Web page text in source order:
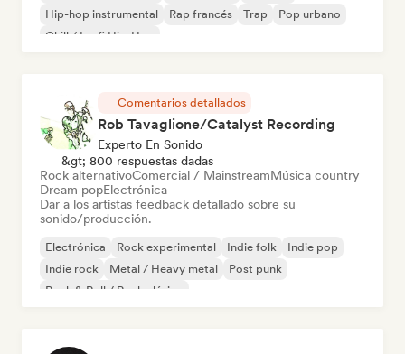
Hip-hop instrumental
Rap francés Trap
Pop urbano
Chill / Lo-fi Hip-Hop
Comentarios detallados
Rob Tavaglione/Catalyst Recording
Experto En Sonido
&gt; 800 respuestas dadas
Rock alternativoComercial / MainstreamMúsica country
Dream popElectrónica
Dar a los artistas feedback detallado sobre su
sonido/producción.
Electrónica Rock experimental Indie folk
Indie pop
Indie rock
Metal / Heavy metal
Post punk
Rock & Roll / Rock clásico